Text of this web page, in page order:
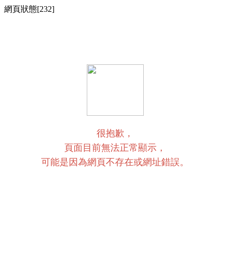
網頁狀態[232]
很抱歉，
頁面目前無法正常顯示，
可能是因為網頁不存在或網址錯誤。